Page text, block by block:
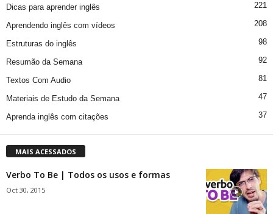
Dicas para aprender inglês 221
Aprendendo inglês com vídeos 208
Estruturas do inglês 98
Resumão da Semana 92
Textos Com Audio 81
Materiais de Estudo da Semana 47
Aprenda inglês com citações 37
MAIS ACESSADOS
Verbo To Be | Todos os usos e formas
Oct 30, 2015